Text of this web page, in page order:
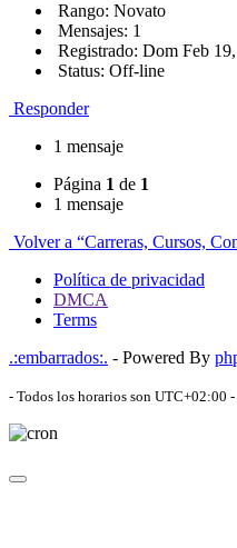
Rango: Novato
Mensajes: 1
Registrado: Dom Feb
Status: Off-line
Responder
1 mensaje
Página 1 de 1
1 mensaje
Volver a “Carreras, Cursos,
Política de privacidad
DMCA
Terms
.:embarrados:. - Powered By
- Todos los horarios son UTC+02:00 -